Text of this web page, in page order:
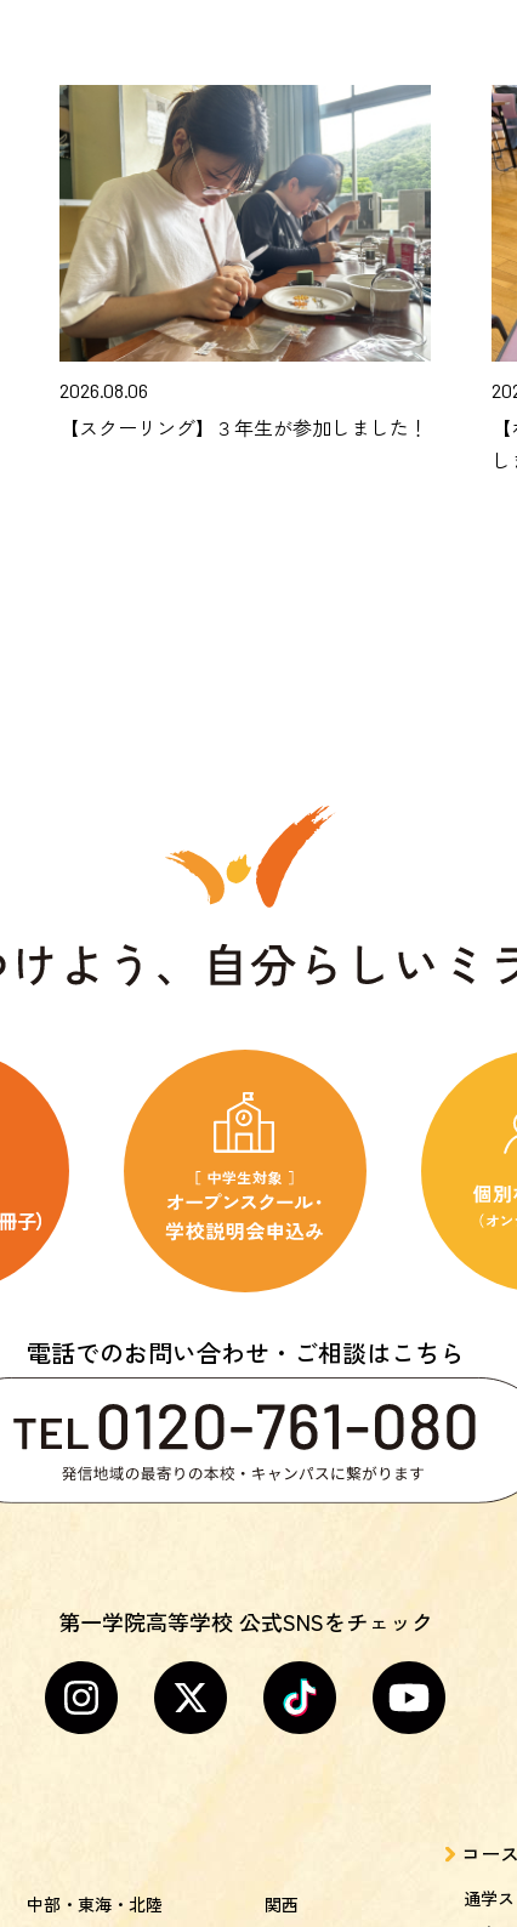
2026.08.06
【スクーリング】３年生が参加しました！
電話でのお問い合わせ・ご相談はこちら
第一学院高等学校 公式SNSをチェック
中部・東海・北陸
関西
コー
通学